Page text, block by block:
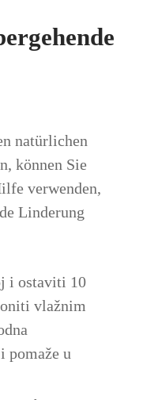
natürlichen
können Sie
verwenden,
Linderung
i ostaviti 10
vlažnim
pomaže u